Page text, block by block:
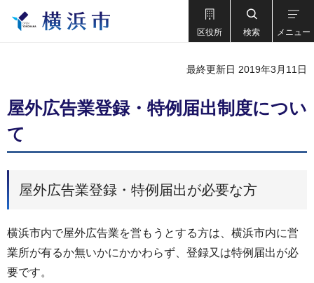
区役所 検索 メニュー
最終更新日 2019年3月11日
屋外広告業登録・特例届出制度につい
て
屋外広告業登録・特例届出が必要な方
横浜市内で屋外広告業を営もうとする方は、横浜市内に営
業所が有るか無いかにかかわらず、登録又は特例届出が必
要です。